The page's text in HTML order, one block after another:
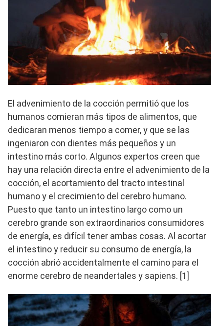
El advenimiento de la cocción permitió que los
humanos comieran más tipos de alimentos, que
dedicaran menos tiempo a comer, y que se las
ingeniaron con dientes más pequeños y un
intestino más corto. Algunos expertos creen que
hay una relación directa entre el advenimiento de la
cocción, el acortamiento del tracto intestinal
humano y el crecimiento del cerebro humano.
Puesto que tanto un intestino largo como un
cerebro grande son extraordinarios consumidores
de energía, es difícil tener ambas cosas. Al acortar
el intestino y reducir su consumo de energía, la
cocción abrió accidentalmente el camino para el
enorme cerebro de neandertales y sapiens. [1]